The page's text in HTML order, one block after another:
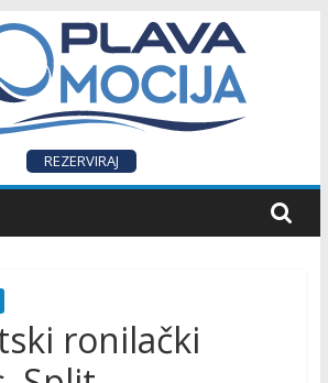
REZERVIRAJ
ronilački